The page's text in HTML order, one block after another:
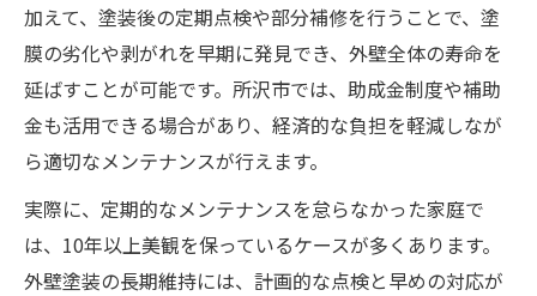
加えて、塗装後の定期点検や部分補修を行うことで、塗
膜の劣化や剥がれを早期に発見でき、外壁全体の寿命を
延ばすことが可能です。所沢市では、助成金制度や補助
金も活用できる場合があり、経済的な負担を軽減しなが
ら適切なメンテナンスが行えます。
実際に、定期的なメンテナンスを怠らなかった家庭で
は、10年以上美観を保っているケースが多くあります。
外壁塗装の長期維持には、計画的な点検と早めの対応が